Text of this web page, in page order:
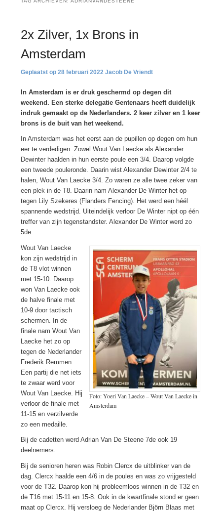
2x Zilver, 1x Brons in
Amsterdam
28 februari 2022 Jacob De Vriendt
In Amsterdam is er druk geschermd op degen dit
weekend. Een sterke delegatie Gentenaars heeft duidelijk
indruk gemaakt op de Nederlanders. 2 keer zilver en 1 keer
brons is de buit van het weekend.
In Amsterdam was het eerst aan de pupillen op degen om hun
eer te verdedigen. Zowel Wout Van Laecke als Alexander
Dewinter haalden in hun eerste poule een 3/4. Daarop volgde
een tweede pouleronde. Daarin wist Alexander Dewinter 2/4 te
halen, Wout Van Laecke 3/4. Zo waren ze alle twee zeker van
een plek in de T8. Daarin nam Alexander De Winter het op
tegen Lily Szekeres (Flanders Fencing). Het werd een héél
spannende wedstrijd. Uiteindelijk verloor De Winter nipt op één
treffer van zijn tegenstandster. Alexander De Winter werd zo
5de.
Foto: Yoeri Van Laecke – Wout Van Laecke in
Amsterdam
Wout Van Laecke
kon zijn wedstrijd in
de T8 vlot winnen
met 15-10. Daarop
won Van Laecke ook
de halve finale met
10-9 door tactisch
schermen. In de
finale nam Wout Van
Laecke het zo op
tegen de Nederlander
Frederik Remmen.
Een partij die net iets
te zwaar werd voor
Wout Van Laecke. Hij
verloor de finale met
11-15 en verzilverde
zo een medaille.
Bij de cadetten werd Adrian Van De Steene 7de ook 19
deelnemers.
Bij de senioren heren was Robin Clercx de uitblinker van de
dag. Clercx haalde een 4/6 in de poules en was zo vrijgesteld
voor de T32. Daarop kon hij probleemloos winnen in de T32 en
de T16 met 15-11 en 15-8. Ook in de kwartfinale stond er geen
maat op Clercx. Hij versloeg de Nederlander Björn Blaas met